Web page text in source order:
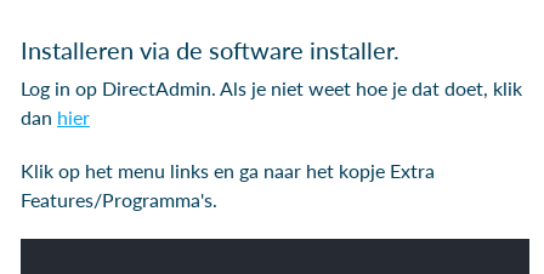
Installeren via de software installer.
Log in op DirectAdmin. Als je niet weet hoe je dat doet, klik
dan hier
Klik op het menu links en ga naar het kopje Extra
Features/Programma's.